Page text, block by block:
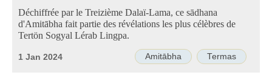
Déchiffrée par le Treizième Dalaï-Lama, ce sādhana
d'Amitābha fait partie des révélations les plus célèbres de
Tertön Sogyal Lérab Lingpa.
Amitābha Termas
1 Jan 2024